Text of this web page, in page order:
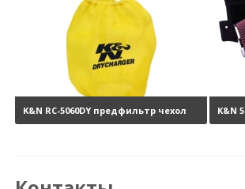
фильтров
K&N RC-5060DY предфильтр чехол K&N